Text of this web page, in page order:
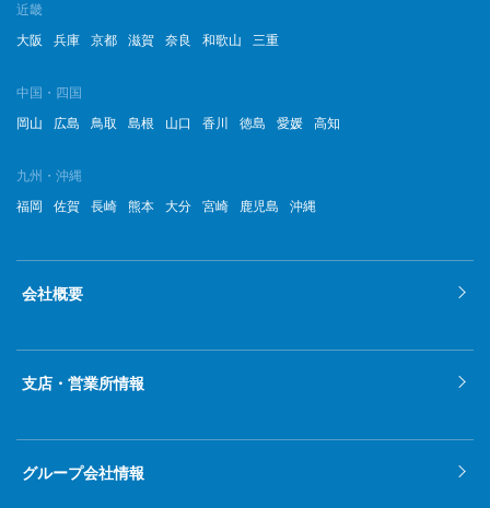
2022年8月
2022年6月
2022年5月
2022年4月
2022年3月
2022年1月
近畿
大阪
兵庫 京都 滋賀 奈良 和歌山 三重
中国・四国
岡山
広島 鳥取 島根 山口 香川 徳島 愛媛 高知
九州・沖縄
福岡
佐賀 長崎 熊本 大分 宮崎 鹿児島 沖縄
会社概要
支店・営業所情報
グループ会社情報